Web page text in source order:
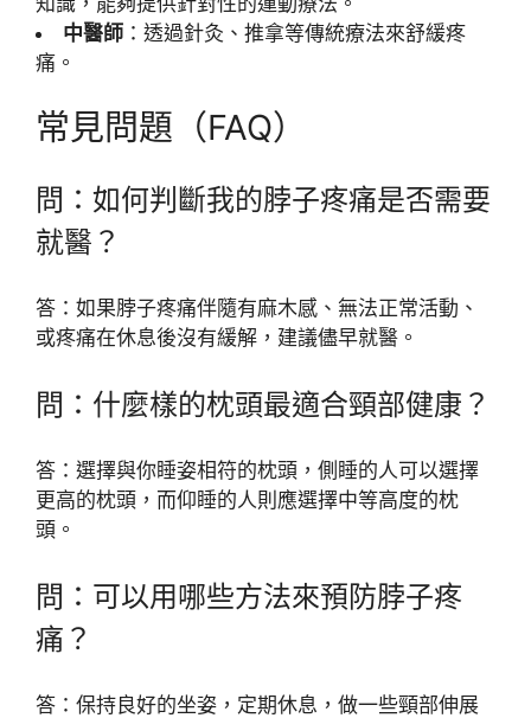
中醫師 ：透過針灸、推拿等傳統療法來舒緩疼
痛。
常見問題（FAQ）
問：如何判斷我的脖子疼痛是否需要
就醫？
答：如果脖子疼痛伴隨有麻木感、無法正常活動、
或疼痛在休息後沒有緩解，建議儘早就醫。
問：什麼樣的枕頭最適合頸部健康？
答：選擇與你睡姿相符的枕頭，側睡的人可以選擇
更高的枕頭，而仰睡的人則應選擇中等高度的枕
頭。
問：可以用哪些方法來預防脖子疼
痛？
答：保持良好的坐姿，定期休息，做一些頸部伸展